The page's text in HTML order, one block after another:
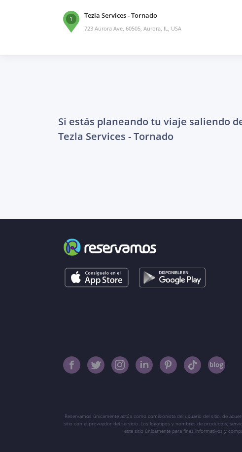
1 Tezla Services - Tornado
723 Aurora Ave, 60505, Aurora, IL, USA
Si estás planeando tu viaje saliendo
Tezla Services - Tornado
Reservamos únicamente actúa como comisionista del usuario del sitio, de
sitio con el proveedor del servicio. Los logotipos y nombres de productos,
este sitio únicamente para fines informativos y